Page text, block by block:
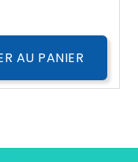
AU PANIER